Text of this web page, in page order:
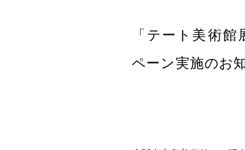
「テート美術
ペーン実施のお